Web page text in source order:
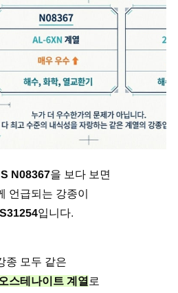
N08367을 보다 보면
언급되는 강종이
S31254입니다.
종 모두 같은
스테나이트 계열 로